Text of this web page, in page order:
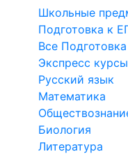
Школьные
Подготовка к
Все
Экспресс курсы
Русский язык
Математика
Биология
Литература